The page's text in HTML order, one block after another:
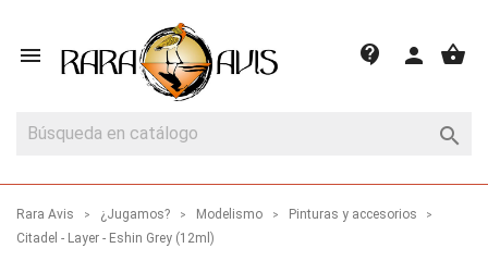
 shopping_basket
person
contact_support

Rara Avis ¿Jugamos? Modelismo
Pinturas y accesorios
Citadel - Layer - Eshin Grey (12ml)